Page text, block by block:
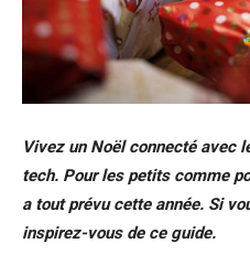
Vivez un Noël connecté avec
tech. Pour les petits comme
a tout prévu cette année. Si
inspirez-vous de ce guide.